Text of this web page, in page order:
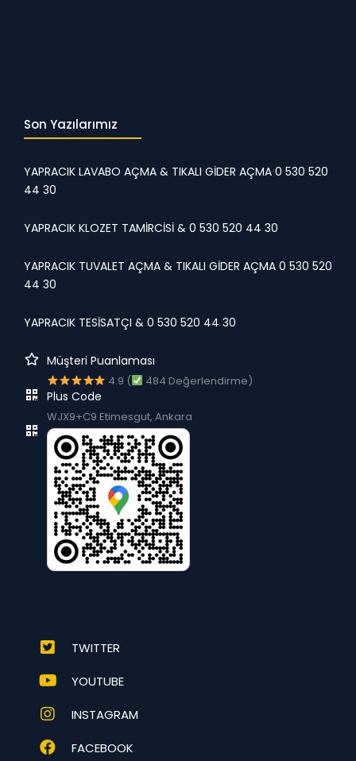
Son Yazılarımız
YAPRACIK LAVABO AÇMA & TIKALI GİDER AÇMA 0 530 520
44 30
YAPRACIK KLOZET TAMİRCİSİ & 0 530 520 44 30
YAPRACIK TUVALET AÇMA & TIKALI GİDER AÇMA 0 530 520
44 30
YAPRACIK TESİSATÇI & 0 530 520 44 30
Müşteri Puanlaması
4.9 ( 484 Değerlendirme)
Plus Code
WJX9+C9 Etimesgut, Ankara
TWITTER
YOUTUBE
INSTAGRAM
FACEBOOK